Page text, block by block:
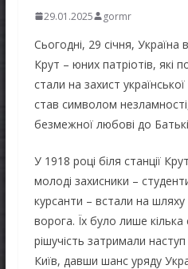
29.01.2025 gormr
Сьогодні, 29 січня, Україна
Крут – юних патріотів, які
стали на захист
став символом
безмежної любові до
У 1918 році біля станції
молоді захисники –
курсанти – встали на
ворога. Їх було лише кілька
рішучість затримали
Київ, давши шанс уряду